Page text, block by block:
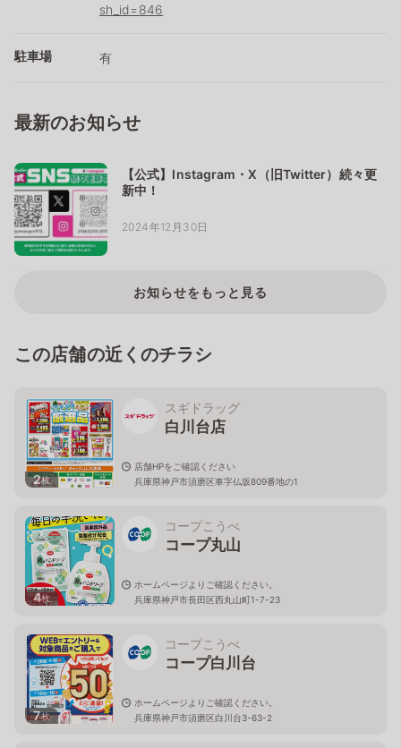
sh_id=846
駐車場 有
最新のお知らせ
【公式】Instagram・X（旧Twitter）続々更
新中！
2024年12月30日
お知らせをもっと見る
この店舗の近くのチラシ
2枚
スギドラッグ
白川台店
店舗HPをご確認ください
兵庫県神戸市須磨区車字仏坂809番地の1
4枚
コープこうべ
コープ丸山
ホームページよりご確認ください。
兵庫県神戸市長田区西丸山町1-7-23
7枚
コープこうべ
コープ白川台
ホームページよりご確認ください。
兵庫県神戸市須磨区白川台3-63-2